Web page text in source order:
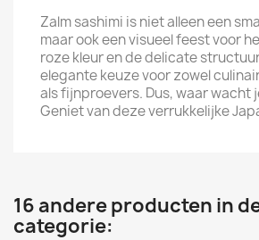
Zalm sashimi is niet alleen een
maar ook een visueel feest voor
roze kleur en de delicate
elegante keuze voor zowel
als fijnproevers. Dus, waar wacht
Geniet van deze verrukkelijke
16 andere producten in
categorie: